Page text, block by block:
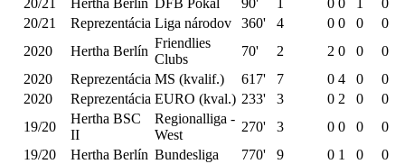
20/21
Hertha Berlín DFB Pokal 90' 1 0 0 1
0
20/21
Reprezentácia Liga národov 360' 4 0 0 0
0
2020
Hertha Berlín
Friendlies
Clubs
70' 2 2 0 0
0
2020
Reprezentácia MS (kvalif.) 617' 7 0 4 0
0
2020
Reprezentácia EURO (kval.) 233' 3 0 2 0
0
19/20
Hertha BSC
II
Regionalliga -
West
270' 3 0 0 0
0
19/20
Hertha Berlín Bundesliga 770' 9 0 1 0
0